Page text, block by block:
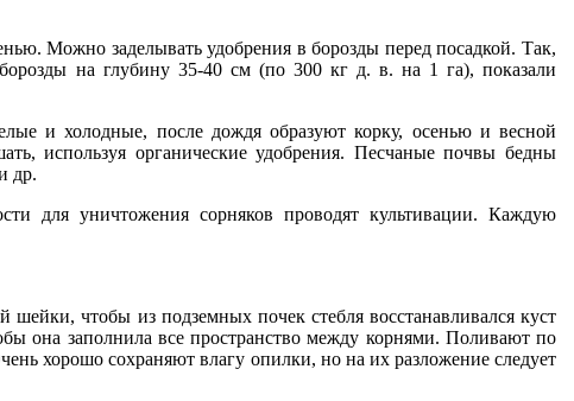
Можно заделывать удобрения в борозды перед посадкой. Так,
на глубину 35-40 см (по 300 кг д. в. на 1 га), показали
и холодные, после дождя образуют корку, осенью и весной
ис­пользуя органические удобрения. Песчаные почвы бедны
др.
для уничтожения сорняков проводят культивации. Каждую
чтобы из подземных почек стебля восстанавливался куст
она заполнила все пространство между корнями. Поли­вают по
хорошо сохраняют влагу опилки, но на их разло­жение следует